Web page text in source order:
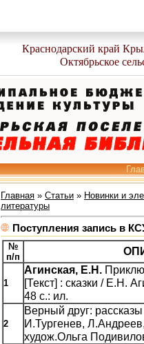
Краснодарский край
Октябрьское
Главная » Статьи » Новинки и
литературы
Поступления запись в
№
п/п
1
Агинская, Е.Н.
[Текст] : сказки / Е.Н.
48 с.: ил.
2
Верный друг: рассказы
И.Тургенев,
худож.Ольга